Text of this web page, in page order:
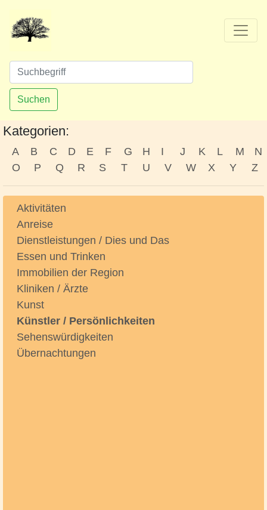
Suchen
Kategorien:
A B C D E F G H I J K L M
N
O
P Q R S T U V W X Y Z
Aktivitäten
Anreise
Dienstleistungen / Dies und Das
Essen und Trinken
Immobilien der Region
Kliniken / Ärzte
Kunst
Künstler / Persönlichkeiten
Sehenswürdigkeiten
Übernachtungen